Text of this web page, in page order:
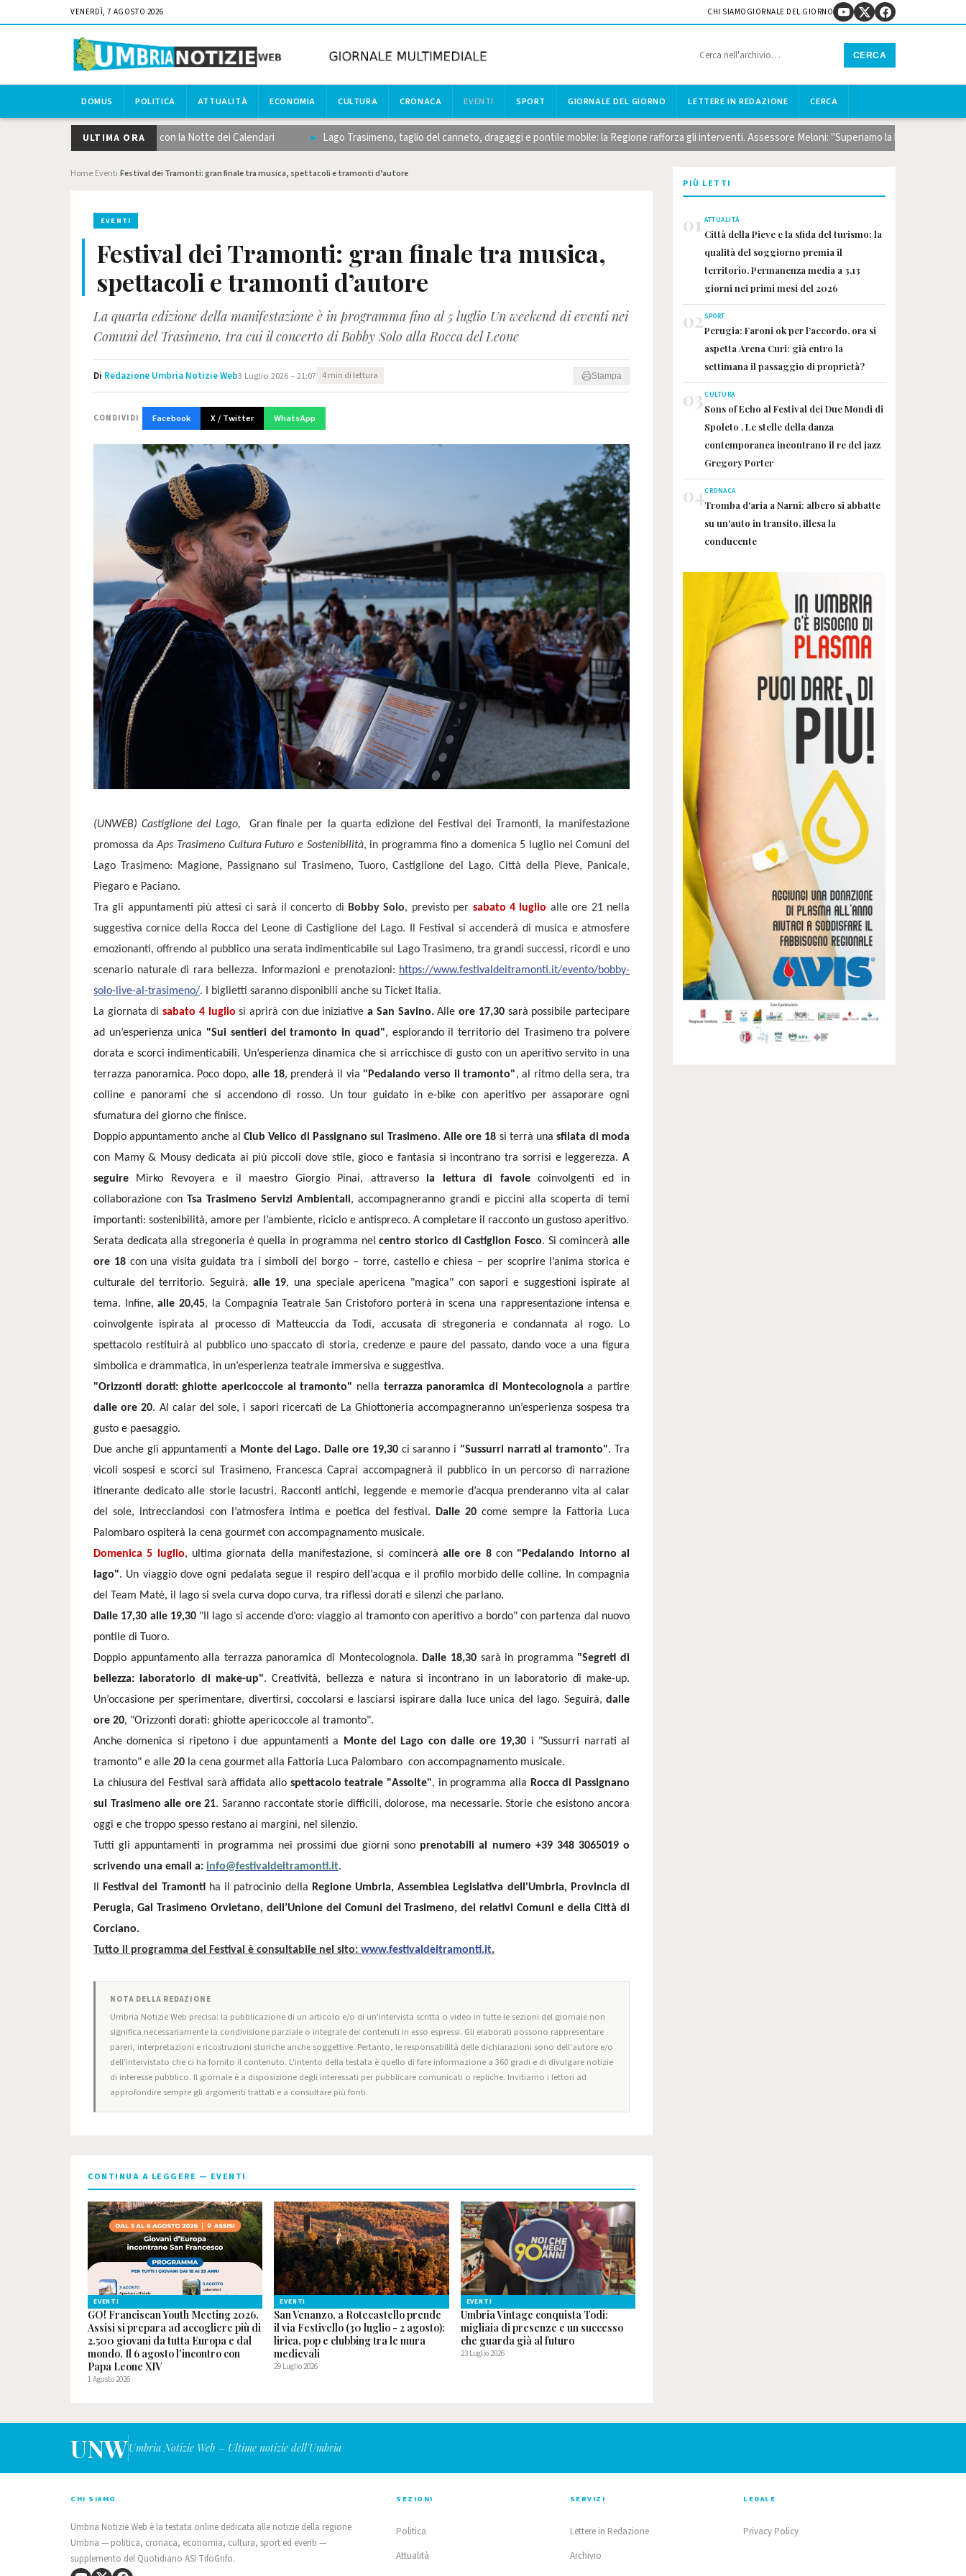
VENERDÌ, 7 AGOSTO 2026 CHI SIAMO GIORNALE DEL GIORNO
CERCA
DOMUS POLITICA ATTUALITÀ ECONOMIA CULTURA CRONACA EVENTI SPORT GIORNALE DEL GIORNO LETTERE IN REDAZIONE CERCA
ULTIMA ORA
umbro scalda i motori con la Notte dei Calendari Lago Trasimeno, taglio del canneto, dragaggi e pontile mobile: la Regione rafforza gli interventi. Assessore Meloni: "Superiamo la logica dell'emergenza
Home Eventi Festival dei Tramonti: gran finale tra musica, spettacoli e tramonti d’autore
EVENTI
Festival dei Tramonti: gran finale tra musica,
spettacoli e tramonti d’autore
La quarta edizione della manifestazione è in programma fino al 5 luglio Un weekend di eventi nei
Comuni del Trasimeno, tra cui il concerto di Bobby Solo alla Rocca del Leone
Di Redazione Umbria Notizie Web3 Luglio 2026 – 21:07 4 min di lettura Stampa
CONDIVIDI Facebook X / Twitter WhatsApp
(UNWEB) Castiglione del Lago,
Gran finale per la quarta edizione del Festival dei Tramonti, la manifestazione
promossa daAps Trasimeno Cultura Futuro e Sostenibilità, in programma fino a domenica 5 luglio nei Comuni del
Lago Trasimeno: Magione, Passignano sul Trasimeno, Tuoro, Castiglione del Lago, Città della Pieve, Panicale,
Piegaro e Paciano.
Tra gli appuntamenti più attesi ci sarà il concerto di Bobby Solo, previsto per sabato 4 luglio alle ore 21 nella
suggestiva cornice della Rocca del Leone di Castiglione del Lago. Il Festival si accenderà di musica e atmosfere
emozionanti, offrendo al pubblico una serata indimenticabile sul Lago Trasimeno, tra grandi successi, ricordi e uno
scenario naturale di rara bellezza. Informazioni e prenotazioni: https://www.festivaldeitramonti.it/evento/bobby-
solo-live-al-trasimeno/. I biglietti saranno disponibili anche su Ticket Italia.
La giornata disabato 4 luglio si aprirà con due iniziativea San Savino. Alleore 17,30sarà possibile partecipare
ad un’esperienza unica "Sui sentieri del tramonto in quad", esplorando il territorio del Trasimeno tra polvere
dorata e scorci indimenticabili. Un’esperienza dinamica che si arricchisce di gusto con un aperitivo servito in una
terrazza panoramica. Poco dopo, alle 18, prenderà il via "Pedalando verso il tramonto", al ritmo della sera, tra
colline e panorami che si accendono di rosso. Un tour guidato in e-bike con aperitivo per assaporare ogni
sfumatura del giorno che finisce.
Doppio appuntamento anche alClub Velico di Passignano sul Trasimeno. Alle ore 18 si terrà unasfilata di moda
con Mamy & Mousy dedicata ai più piccoli dove stile, gioco e fantasia si incontrano tra sorrisi e leggerezza. A
seguire Mirko Revoyera e il maestro Giorgio Pinai, attraverso la lettura di favolecoinvolgenti ed in
collaborazione conTsa Trasimeno Servizi Ambientali, accompagneranno grandi e piccini alla scoperta di temi
importanti: sostenibilità, amore per l’ambiente, riciclo e antispreco. A completare il racconto un gustoso aperitivo.
Serata dedicata alla stregoneria è quella in programma nelcentro storico di Castiglion Fosco. Si comincerà alle
ore 18 con una visita guidata tra i simboli del borgo – torre, castello e chiesa – per scoprire l’anima storica e
culturale del territorio. Seguirà, alle 19, una speciale apericena "magica" con sapori e suggestioni ispirate al
tema. Infine,alle 20,45, la Compagnia Teatrale San Cristoforo porterà in scena una rappresentazione intensa e
coinvolgente ispirata al processo di Matteuccia da Todi, accusata di stregoneria e condannata al rogo. Lo
spettacolo restituirà al pubblico uno spaccato di storia, credenze e paure del passato, dando voce a una figura
simbolica e drammatica, in un’esperienza teatrale immersiva e suggestiva.
"Orizzonti dorati: ghiotte apericoccole al tramonto" nella terrazza panoramica di Montecolognola a partire
dalle ore 20. Al calar del sole, i sapori ricercati de La Ghiottoneria accompagneranno un’esperienza sospesa tra
gusto e paesaggio.
Due anche gli appuntamenti a Monte del Lago. Dalle ore 19,30ci saranno i "Sussurri narrati al tramonto". Tra
vicoli sospesi e scorci sul Trasimeno, Francesca Caprai accompagnerà il pubblico in un percorso di narrazione
itinerante dedicato alle storie lacustri. Racconti antichi, leggende e memorie d’acqua prenderanno vita al calar
del sole, intrecciandosi con l’atmosfera intima e poetica del festival.
Dalle 20 come sempre la Fattoria Luca
Palombaro ospiterà la cena gourmet con accompagnamento musicale.
Domenica 5 luglio, ultima giornata della manifestazione, si cominceràalle ore 8con "Pedalando intorno al
lago". Un viaggio dove ogni pedalata segue il respiro dell’acqua e il profilo morbido delle colline. In compagnia
del Team Maté, il lago si svela curva dopo curva, tra riflessi dorati e silenzi che parlano.
Dalle 17,30 alle 19,30"Il lago si accende d’oro: viaggio al tramonto con aperitivo a bordo" con partenza dal nuovo
pontile di Tuoro.
Doppio appuntamento alla terrazza panoramica di Montecolognola. Dalle 18,30sarà in programma "Segreti di
bellezza: laboratorio di make-up". Creatività, bellezza e natura si incontrano in un laboratorio di make-up.
Un’occasione per sperimentare, divertirsi, coccolarsi e lasciarsi ispirare dalla luce unica del lago. Seguirà, dalle
ore 20, "Orizzonti dorati: ghiotte apericoccole al tramonto".
Anche domenica si ripetono i due appuntamenti a
Monte del Lago con dalle ore 19,30 i "Sussurri narrati al
tramonto" e alle 20 la cena gourmet alla Fattoria Luca Palombaro con accompagnamento musicale.
La chiusura del Festival sarà affidata allo spettacolo teatrale "Assolte", in programma alla Rocca di Passignano
sul Trasimeno alle ore 21. Saranno raccontate storie difficili, dolorose, ma necessarie. Storie che esistono ancora
oggi e che troppo spesso restano ai margini, nel silenzio.
Tutti gli appuntamenti in programma nei prossimi due giorni sono prenotabili al numero +39 348 3065019 o
scrivendo una email a: info@festivaldeitramonti.it.
Festival dei Tramontiha il patrocinio della Regione Umbria, Assemblea Legislativa dell'Umbria, Provincia di
Perugia, Gal Trasimeno Orvietano, dell’Unione dei Comuni del Trasimeno, dei relativi Comuni e della Città di
Corciano.
Tutto il programma del Festival è consultabile nel sito: www.festivaldeitramonti.it.
NOTA DELLA REDAZIONE
Umbria Notizie Web precisa: la pubblicazione di un articolo e/o di un'intervista scritta o video in tutte le sezioni del giornale non
significa necessariamente la condivisione parziale o integrale dei contenuti in esso espressi. Gli elaborati possono rappresentare
pareri, interpretazioni e ricostruzioni storiche anche soggettive. Pertanto, le responsabilità delle dichiarazioni sono dell'autore e/o
dell'intervistato che ci ha fornito il contenuto. L'intento della testata è quello di fare informazione a 360 gradi e di divulgare notizie
di interesse pubblico. Il giornale è a disposizione degli interessati per pubblicare comunicati o repliche. Invitiamo i lettori ad
approfondire sempre gli argomenti trattati e a consultare più fonti.
CONTINUA A LEGGERE — EVENTI
EVENTI
GO! Franciscan Youth Meeting 2026.
Assisi si prepara ad accogliere più di
2.500 giovani da tutta Europa e dal
mondo. Il 6 agosto l'incontro con
Papa Leone XIV
1 Agosto 2026
EVENTI
San Venanzo, a Rotecastello prende
il via Festivello (30 luglio - 2 agosto):
lirica, pop e clubbing tra le mura
medievali
29 Luglio 2026
EVENTI
Umbria Vintage conquista Todi:
migliaia di presenze e un successo
che guarda già al futuro
23 Luglio 2026
PIÙ LETTI
01 ATTUALITÀ
Città della Pieve e la sfida del turismo: la
qualità del soggiorno premia il
territorio. Permanenza media a 3,13
giorni nei primi mesi del 2026
02SPORT
Perugia: Faroni ok per l’accordo, ora si
aspetta Arena Curi: già entro la
settimana il passaggio di proprietà?
03CULTURA
Sons of Echo al Festival dei Due Mondi di
Spoleto . Le stelle della danza
contemporanea incontrano il re del jazz
Gregory Porter
04CRONACA
Tromba d'aria a Narni: albero si abbatte
su un'auto in transito, illesa la
conducente
UNWUmbria Notizie Web – Ultime notizie dell'Umbria
CHI SIAMO
Umbria Notizie Web è la testata online dedicata alle notizie della regione
Umbria — politica, cronaca, economia, cultura, sport ed eventi —
supplemento del Quotidiano ASI TifoGrifo.
SEZIONI
Politica
Attualità
SERVIZI
Lettere in Redazione
Archivio
LEGALE
Privacy Policy